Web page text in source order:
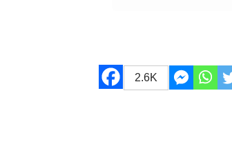
2.6K